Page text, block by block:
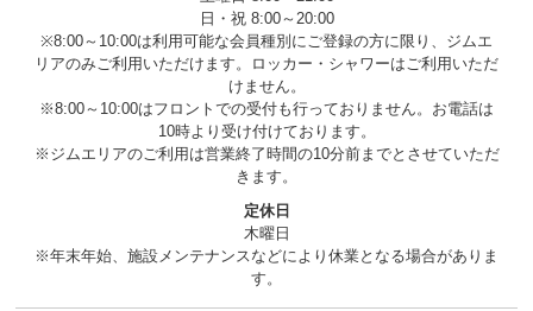
日・祝 8:00～20:00
※8:00～10:00は利用可能な会員種別にご登録の方に限り、ジムエ
リアのみご利用いただけます。ロッカー・シャワーはご利用いただ
けません。
※8:00～10:00はフロントでの受付も行っておりません。お電話は
10時より受け付けております。
※ジムエリアのご利用は営業終了時間の10分前までとさせていただ
きます。
定休日
木曜日
※年末年始、施設メンテナンスなどにより休業となる場合がありま
す。